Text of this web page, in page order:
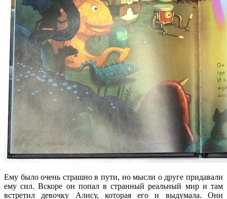
Ему было очень страшно в пути, но мысли о друге придавали
ему сил. Вскоре он попал в странный реальный мир и там
встретил девочку Алису, которая его и выдумала. Они